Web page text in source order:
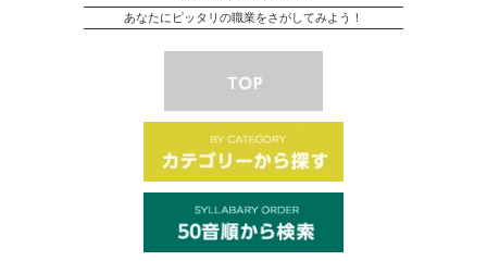
あなたにピッタリの職業をさがしてみよう！